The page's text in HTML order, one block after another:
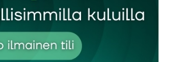
on merkitty*